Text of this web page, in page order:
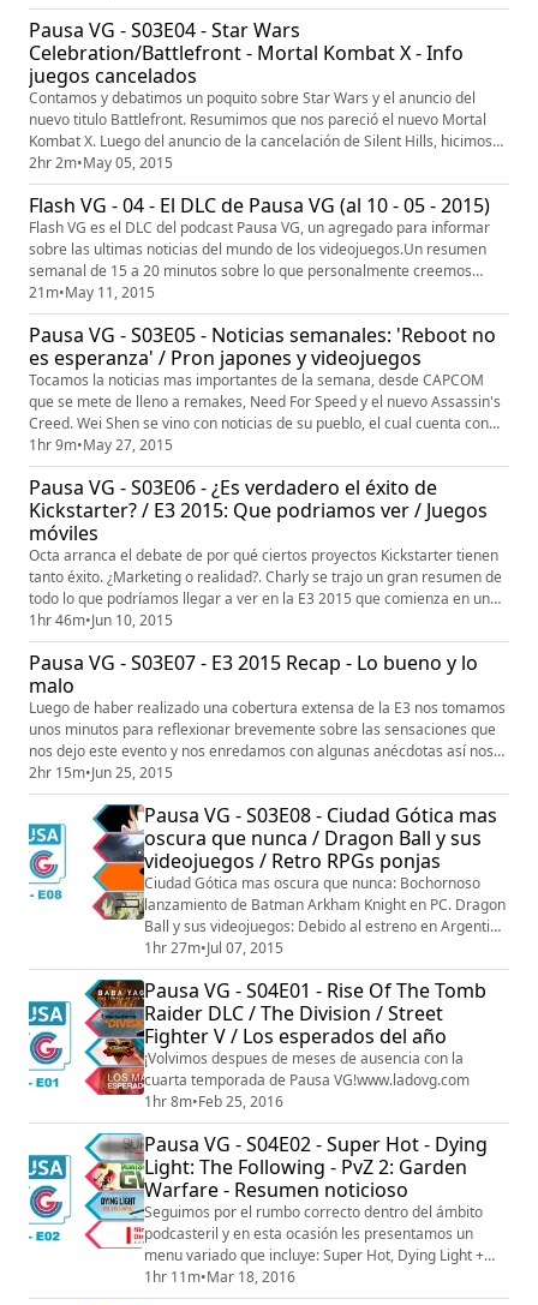
Pausa VG - S03E04 - Star Wars
Celebration/Battlefront - Mortal Kombat X - Info
juegos cancelados
Contamos y debatimos un poquito sobre Star Wars y el anuncio del
nuevo titulo Battlefront. Resumimos que nos pareció el nuevo Mortal
Kombat X. Luego del anuncio de la cancelación de Silent Hills, hicimos
una recopilación de juegos que iban a ser y nunca fueron. Comparti,
comenta, suscribite y dale like! www.ladovg.comTwitter: @LadoVGFB:
Lado VGFB Grupo: Lado VG - Grupo de amigos
2hr 2m•May 05, 2015
Flash VG - 04 - El DLC de Pausa VG (al 10 - 05 - 2015)
Flash VG es el DLC del podcast Pausa VG, un agregado para informar
sobre las ultimas noticias del mundo de los videojuegos.Un resumen
semanal de 15 a 20 minutos sobre lo que personalmente creemos
relevante. Hoy:- Tony Hawk's- Assassin's Creed- GOG Galaxy- Nintendo
y juegos móviles- Lanzamientos de la semana!Y mas! www.ladovg.com
21m•May 11, 2015
Pausa VG - S03E05 - Noticias semanales: 'Reboot no
es esperanza' / Pron japones y videojuegos
Tocamos la noticias mas importantes de la semana, desde CAPCOM
que se mete de lleno a remakes, Need For Speed y el nuevo Assassin's
Creed. Wei Shen se vino con noticias de su pueblo, el cual cuenta con
deficit de actores masculinos de cine para adultos... bueno,
relacionamos este temita con videojuegos sexuados.Comparti,
comenta, suscribite y dale like! www.ladovg.comTwitter: @LadoVGFB:
Lado V...
1hr 9m•May 27, 2015
Pausa VG - S03E06 - ¿Es verdadero el éxito de
Kickstarter? / E3 2015: Que podriamos ver / Juegos
móviles
Octa arranca el debate de por qué ciertos proyectos Kickstarter tienen
tanto éxito. ¿Marketing o realidad?. Charly se trajo un gran resumen de
todo lo que podríamos llegar a ver en la E3 2015 que comienza en unos
días. Eze vuelve con su sección de juegos móviles. Varios títulos (la
mayoría para iOS pero algunos tienen version de Android y Windows
Phone) Comparti, comenta, suscribite y dale lik...
1hr 46m•Jun 10, 2015
Pausa VG - S03E07 - E3 2015 Recap - Lo bueno y lo
malo
Luego de haber realizado una cobertura extensa de la E3 nos tomamos
unos minutos para reflexionar brevemente sobre las sensaciones que
nos dejo este evento y nos enredamos con algunas anécdotas así nos
ponemos a punto para lo que viene.Cambiamos la rutina de contarte
paso por paso, a directamente lo malo y lo bueno... Debatimos y casi
nos vamos a las piñas... www.ladovg.comTwitter: @LadoVGFB: ...
2hr 15m•Jun 25, 2015
Pausa VG - S03E08 - Ciudad Gótica mas
oscura que nunca / Dragon Ball y sus
videojuegos / Retro RPGs ponjas
Ciudad Gótica mas oscura que nunca: Bochornoso
lanzamiento de Batman Arkham Knight en PC. Dragon
Ball y sus videojuegos: Debido al estreno en Argentina
de la última película de Dragon Ball y el reciente
lanzamiento de Dragon Ball Super, nos pusimos
melancos y te contamos sobre los juegos lanzados en
distintas plataformas con el paso de los años. Retro
RPGs ponjas: El amigo chino Wei Shen, nos d...
1hr 27m•Jul 07, 2015
Pausa VG - S04E01 - Rise Of The Tomb
Raider DLC / The Division / Street
Fighter V / Los esperados del año
¡Volvimos despues de meses de ausencia con la
cuarta temporada de Pausa VG!www.ladovg.com
1hr 8m•Feb 25, 2016
Pausa VG - S04E02 - Super Hot - Dying
Light: The Following - PvZ 2: Garden
Warfare - Resumen noticioso
Seguimos por el rumbo correcto dentro del ámbito
podcasteril y en esta ocasión les presentamos un
menu variado que incluye: Super Hot, Dying Light +
DLC y Plant vs Zombies 2: Garden Warfare.
1hr 11m•Mar 18, 2016